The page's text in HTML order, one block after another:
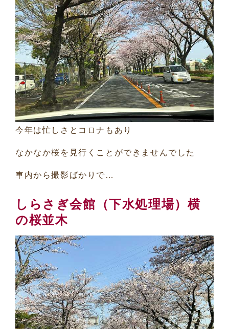
今年は忙しさとコロナもあり
なかなか桜を見行くことができませんでした
車内から撮影ばかりで…
しらさぎ会館（下水処理場）横
の桜並木